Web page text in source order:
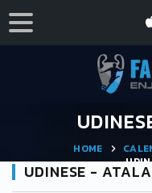
HOME
UDINESE -